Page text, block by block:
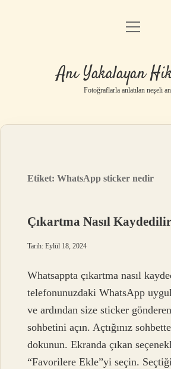
Anasayfa
Yasal Uyarı
menüyü
Anı Yakalayan
Fotoğraflarla anlatılan neşeli
Etiket:WhatsApp sticker nedir
Çıkartma Nasıl Kaydedilir
Tarih: Eylül 18, 2024
Whatsappta çıkartma nasıl
telefonunuzdaki WhatsApp
ve ardından size sticker gönderen
sohbetini açın. Açtığınız
dokunun. Ekranda çıkan
“Favorilere Ekle”yi seçin.